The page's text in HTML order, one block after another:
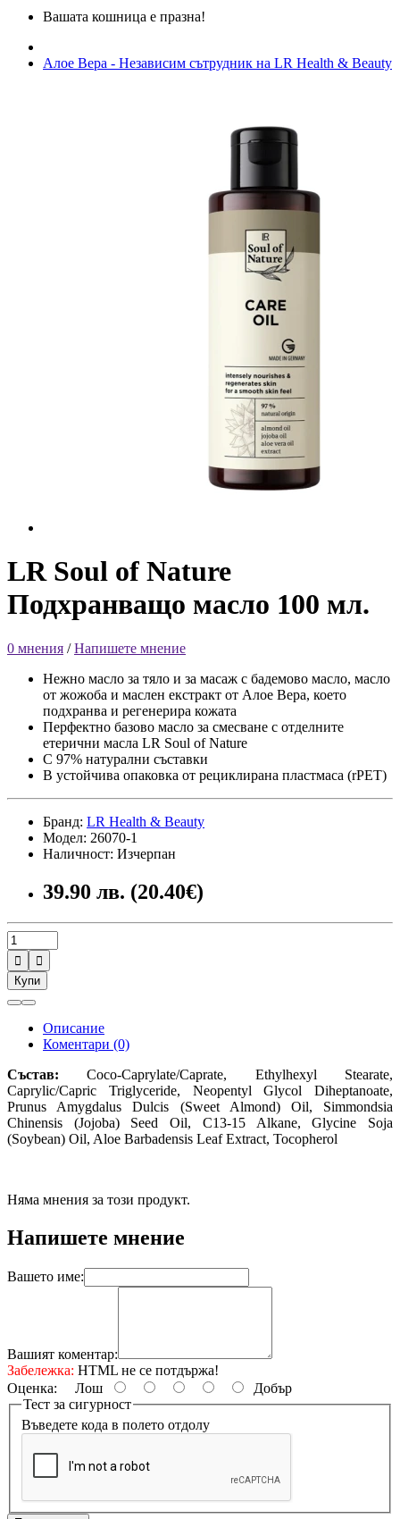
Вашата кошница е празна!
Алое Вера - Независим сътрудник на LR Health & Beauty
LR Soul of Nature
Подхранващо масло 100 мл.
0 мнения /Напишете мнение
Нежно масло за тяло и за масаж с бадемово масло, масло
от жожоба и маслен екстракт от Алое Вера, което
подхранва и регенерира кожата
Перфектно базово масло за смесване с отделните
етерични масла LR Soul of Nature
С 97% натурални съставки
В устойчива опаковка от рециклирана пластмаса (rPET)
Бранд: LR Health & Beauty
Модел: 26070-1
Наличност: Изчерпан
39.90 лв. (20.40€)


Купи
Описание
Коментари (0)
Състав: Coco-Caprylate/Caprate, Ethylhexyl Stearate,
Caprylic/Capric Triglyceride, Neopentyl Glycol Diheptanoate,
Prunus Amygdalus Dulcis (Sweet Almond) Oil, Simmondsia
Chinensis (Jojoba) Seed Oil, C13-15 Alkane, Glycine Soja
(Soybean) Oil, Aloe Barbadensis Leaf Extract, Tocopherol
Няма мнения за този продукт.
Напишете мнение
Вашето име:
Вашият коментар:
Забележка: HTML не се потдържа!
Оценка: Лош
Добър
Тест за сигурност
Въведете кода в полето отдолу